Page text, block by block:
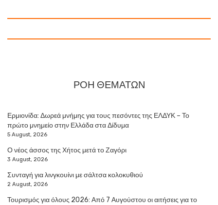
ΡΟΗ ΘΕΜΑΤΩΝ
Ερμιονίδα: Δωρεά μνήμης για τους πεσόντες της ΕΛΔΥΚ – Το
πρώτο μνημείο στην Ελλάδα στα Δίδυμα
5 August, 2026
Ο νέος άσσος της Χήτος μετά το Ζαγόρι
3 August, 2026
Συνταγή για λινγκουίνι με σάλτσα κολοκυθιού
2 August, 2026
Τουρισμός για όλους 2026: Από 7 Αυγούστου οι αιτήσεις για το